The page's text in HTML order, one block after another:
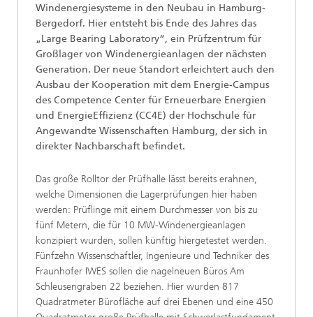
Windenergiesysteme in den Neubau in Hamburg-
Bergedorf. Hier entsteht bis Ende des Jahres das
„Large Bearing Laboratory“, ein Prüfzentrum für
Großlager von Windenergieanlagen der nächsten
Generation. Der neue Standort erleichtert auch den
Ausbau der Kooperation mit dem Energie-Campus
des Competence Center für Erneuerbare Energien
und EnergieEffizienz (CC4E) der Hochschule für
Angewandte Wissenschaften Hamburg, der sich in
direkter Nachbarschaft befindet.
Das große Rolltor der Prüfhalle lässt bereits erahnen,
welche Dimensionen die Lagerprüfungen hier haben
werden: Prüflinge mit einem Durchmesser von bis zu
fünf Metern, die für 10 MW-Windenergieanlagen
konzipiert wurden, sollen künftig hiergetestet werden.
Fünfzehn Wissenschaftler, Ingenieure und Techniker des
Fraunhofer IWES sollen die nagelneuen Büros Am
Schleusengraben 22 beziehen. Hier wurden 817
Quadratmeter Bürofläche auf drei Ebenen und eine 450